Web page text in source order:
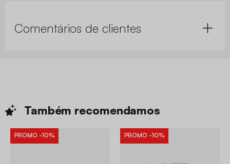
Comentários de clientes
Também recomendamos
PROMO -10% PROMO -10%